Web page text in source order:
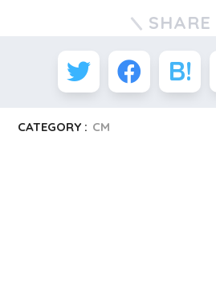
SHARE
CATEGORY : CM